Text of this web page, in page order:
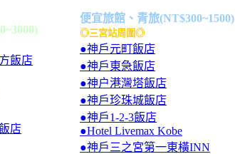
飯店
店
便宜旅館、青旅(NT$300~1500)
◎三宮站周圍◎
●神戶元町飯店
●神戶東急飯店
●神户港灣塔飯店
●神戶珍珠城飯店
●神戶1-2-3飯店
●Hotel Livemax Kobe
●神戶三之宮第一東橫INN